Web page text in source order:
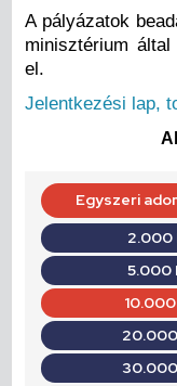
A pályázatok
minisztérium
el.
Jelentkezési lap,